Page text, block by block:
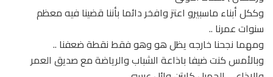
وككل أبناء ماسبيرو اعتز وافخر دائما بأننا قضينا فيه معظم
سنوات عمرنا ..
ومهما نجحنا خارجه يظل هو وهو فقط نقطة ضعفنا ..
وبالأمس كنت ضيفا باذاعة الشباب والرياضة مع صديق العمر